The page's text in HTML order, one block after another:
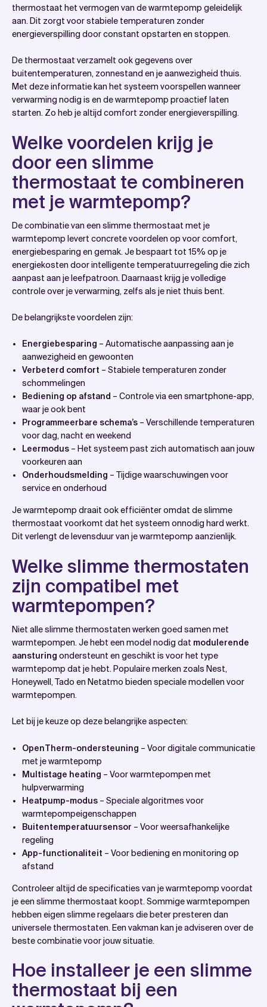
thermostaat het vermogen van de warmtepomp geleidelijk
aan. Dit zorgt voor stabiele temperaturen zonder
energieverspilling door constant opstarten en stoppen.
De thermostaat verzamelt ook gegevens over
buitentemperaturen, zonnestand en je aanwezigheid thuis.
Met deze informatie kan het systeem voorspellen wanneer
verwarming nodig is en de warmtepomp proactief laten
starten. Zo heb je altijd comfort zonder energieverspilling.
Welke voordelen krijg je
door een slimme
thermostaat te combineren
met je warmtepomp?
De combinatie van een slimme thermostaat met je
warmtepomp levert concrete voordelen op voor comfort,
energiebesparing en gemak. Je bespaart tot 15% op je
energiekosten door intelligente temperatuurregeling die zich
aanpast aan je leefpatroon. Daarnaast krijg je volledige
controle over je verwarming, zelfs als je niet thuis bent.
De belangrijkste voordelen zijn:
Energiebesparing – Automatische aanpassing aan je
aanwezigheid en gewoonten
Verbeterd comfort – Stabiele temperaturen zonder
schommelingen
Bediening op afstand – Controle via een smartphone-app,
waar je ook bent
Programmeerbare schema’s – Verschillende temperaturen
voor dag, nacht en weekend
Leermodus – Het systeem past zich automatisch aan jouw
voorkeuren aan
Onderhoudsmelding – Tijdige waarschuwingen voor
service en onderhoud
Je warmtepomp draait ook efficiënter omdat de slimme
thermostaat voorkomt dat het systeem onnodig hard werkt.
Dit verlengt de levensduur van je warmtepomp aanzienlijk.
Welke slimme thermostaten
zijn compatibel met
warmtepompen?
Niet alle slimme thermostaten werken goed samen met
warmtepompen. Je hebt een model nodig dat modulerende
aansturing ondersteunt en geschikt is voor het type
warmtepomp dat je hebt. Populaire merken zoals Nest,
Honeywell, Tado en Netatmo bieden speciale modellen voor
warmtepompen.
Let bij je keuze op deze belangrijke aspecten:
OpenTherm-ondersteuning – Voor digitale communicatie
met je warmtepomp
Multistage heating – Voor warmtepompen met
hulpverwarming
Heatpump-modus – Speciale algoritmes voor
warmtepompeigenschappen
Buitentemperatuursensor – Voor weersafhankelijke
regeling
App-functionaliteit – Voor bediening en monitoring op
afstand
Controleer altijd de specificaties van je warmtepomp voordat
je een slimme thermostaat koopt. Sommige warmtepompen
hebben eigen slimme regelaars die beter presteren dan
universele thermostaten. Een vakman kan je adviseren over de
beste combinatie voor jouw situatie.
Hoe installeer je een slimme
thermostaat bij een